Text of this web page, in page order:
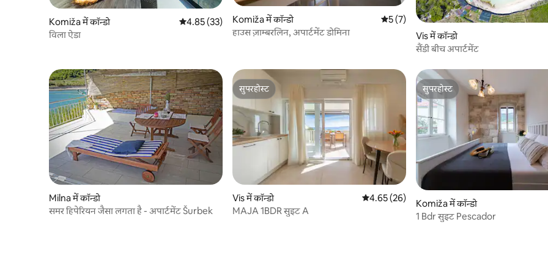
Komiža में कॉन्डो औसत रेटिंग 5 में से 4.85, 33 समीक्षाएँ
4.85 (33)
विला ऐडा
Komiža में कॉन्डो औसत रेटिंग 5 में से 5, 7 समीक्षाएँ
5 (7)
हाउस ज़ाम्बरलिन, अपार्टमेंट डोमिना
Vis में कॉन्डो
सैंडी बीच अपार्टमेंट
Milna में कॉन्डो
समर हिपेरियन जैसा लगता है - अपार्टमेंट Šurbek
सुपरहोस्ट
सुपरहोस्ट
Vis में कॉन्डो औसत रेटिंग 5 में से 4.65, 26 समीक्षाएँ
4.65 (26)
MAJA 1BDR सुइट A
सुपरहोस्ट
सुपरहोस्ट
Komiža में कॉन्डो
1 Bdr सुइट Pescador